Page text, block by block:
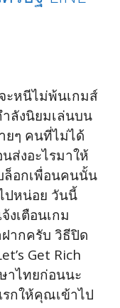
ะหนีไม่พ้นเกมส์
ำลังนิยมเล่นบน
ยๆ คนที่ไม่ได้
ส่งอะไรมาให้
ล็อกเพื่อนคนนั้น
ปหน่อย วันนี้
งเตือนเกม
ฝากครับ วิธีปิด
Get Rich
าไทยก่อนนะ
รกให้คุณเข้าไป